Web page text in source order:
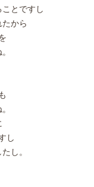
とですし
から
し
し。